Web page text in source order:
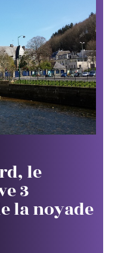
le
3
la noyade